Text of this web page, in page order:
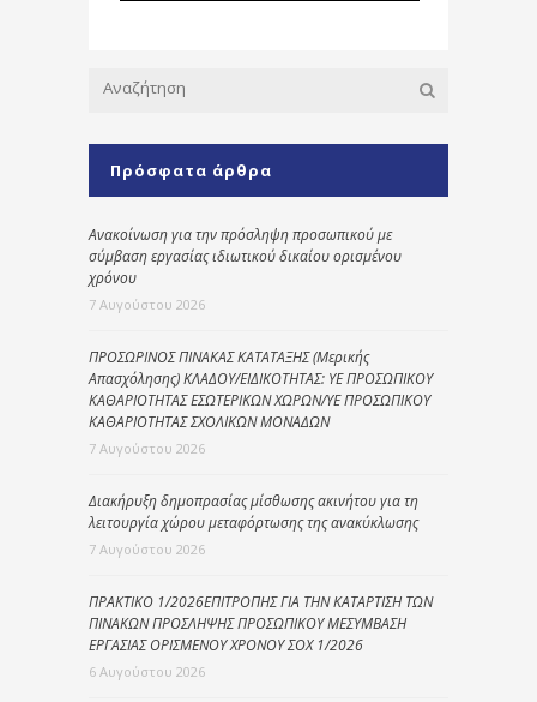
Πρόσφατα άρθρα
Ανακοίνωση για την πρόσληψη προσωπικού με
σύμβαση εργασίας ιδιωτικού δικαίου ορισμένου
χρόνου
7 Αυγούστου 2026
ΠΡΟΣΩΡΙΝΟΣ ΠΙΝΑΚΑΣ ΚΑΤΑΤΑΞΗΣ (Μερικής
Απασχόλησης) ΚΛΑΔΟΥ/ΕΙΔΙΚΟΤΗΤΑΣ: ΥΕ ΠΡΟΣΩΠΙΚΟΥ
ΚΑΘΑΡΙΟΤΗΤΑΣ ΕΣΩΤΕΡΙΚΩΝ ΧΩΡΩΝ/ΥΕ ΠΡΟΣΩΠΙΚΟΥ
ΚΑΘΑΡΙΟΤΗΤΑΣ ΣΧΟΛΙΚΩΝ ΜΟΝΑΔΩΝ
7 Αυγούστου 2026
Διακήρυξη δημοπρασίας μίσθωσης ακινήτου για τη
λειτουργία χώρου μεταφόρτωσης της ανακύκλωσης
7 Αυγούστου 2026
ΠΡΑΚΤΙΚΟ 1/2026ΕΠΙΤΡΟΠΗΣ ΓΙΑ ΤΗΝ ΚΑΤΑΡΤΙΣΗ ΤΩΝ
ΠΙΝΑΚΩΝ ΠΡΟΣΛΗΨΗΣ ΠΡΟΣΩΠΙΚΟΥ ΜΕΣΥΜΒΑΣΗ
ΕΡΓΑΣΙΑΣ ΟΡΙΣΜΕΝΟΥ ΧΡΟΝΟΥ ΣΟΧ 1/2026
6 Αυγούστου 2026